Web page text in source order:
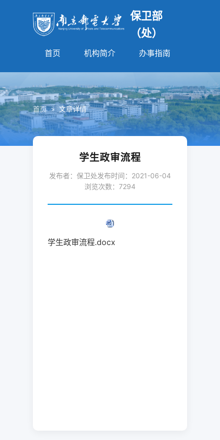
保卫部
（处）
首页 机构简介 办事指南
首页 > 文章详情
学生政审流程
发布者：保卫处发布时间：2021-06-04
浏览次数： 7294
学生政审流程.docx